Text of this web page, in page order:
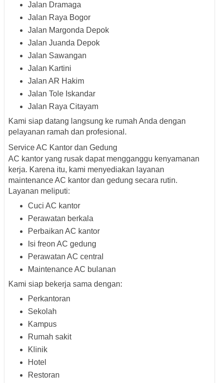
Jalan Dramaga
Jalan Raya Bogor
Jalan Margonda Depok
Jalan Juanda Depok
Jalan Sawangan
Jalan Kartini
Jalan AR Hakim
Jalan Tole Iskandar
Jalan Raya Citayam
Kami siap datang langsung ke rumah Anda dengan
pelayanan ramah dan profesional.
Service AC Kantor dan Gedung
AC kantor yang rusak dapat mengganggu kenyamanan
kerja. Karena itu, kami menyediakan layanan
maintenance AC kantor dan gedung secara rutin.
Layanan meliputi:
Cuci AC kantor
Perawatan berkala
Perbaikan AC kantor
Isi freon AC gedung
Perawatan AC central
Maintenance AC bulanan
Kami siap bekerja sama dengan:
Perkantoran
Sekolah
Kampus
Rumah sakit
Klinik
Hotel
Restoran